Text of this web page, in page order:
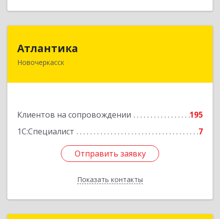
Атлантика
Новочеркасск
Клиентов на сопровождении
195
1С:Специалист
7
Отправить заявку
Показать контакты
346428, Ростовская обл, Новочеркасск г,
Отправить заявку
Назад